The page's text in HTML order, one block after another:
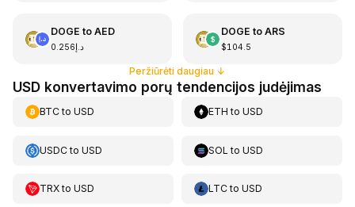
DOGE to AED
د.إ0.256
DOGE to ARS
$104.5
Peržiūrėti daugiau ↓
USD konvertavimo porų tendencijos judėjimas
BTCto USD ETH toUSD
USDCto USD SOL toUSD
TRXto USD LTCtoUSD